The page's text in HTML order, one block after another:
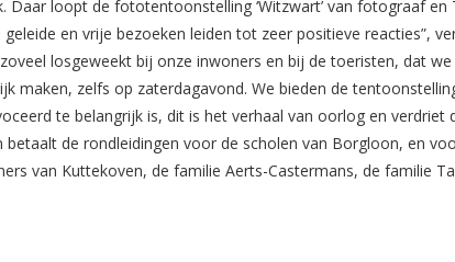
Daar loopt de fototentoonstelling ‘Witzwart’ van fotograaf en
en vrije bezoeken leiden tot zeer positieve reacties”,
losgeweekt bij onze inwoners en bij de toeristen, dat
maken, zelfs op zaterdagavond. We bieden de
te belangrijk is, dit is het verhaal van oorlog en verdriet
betaalt de rondleidingen voor de scholen van Borgloon, en
van Kuttekoven, de familie Aerts-Castermans, de familie